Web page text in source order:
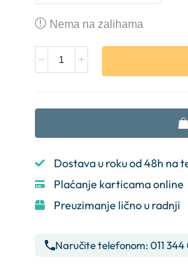
Nema na zalihama
Alternative:
Dostava u roku od 48h na
Plaćanje karticama online
Preuzimanje lično u radnji
Naručite telefonom: 011 344